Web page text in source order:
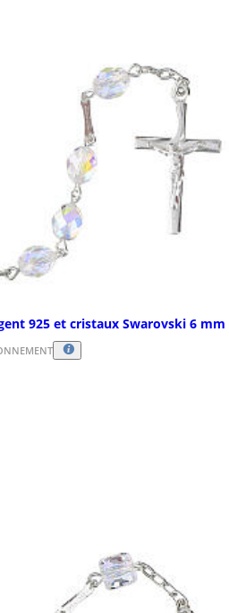
925 et cristaux Swarovski 6 mm